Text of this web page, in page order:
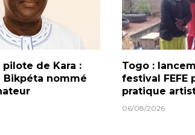
de Kara :
Bikpéta nommé
Togo :
festival FEFE
pratique
06/08/2026